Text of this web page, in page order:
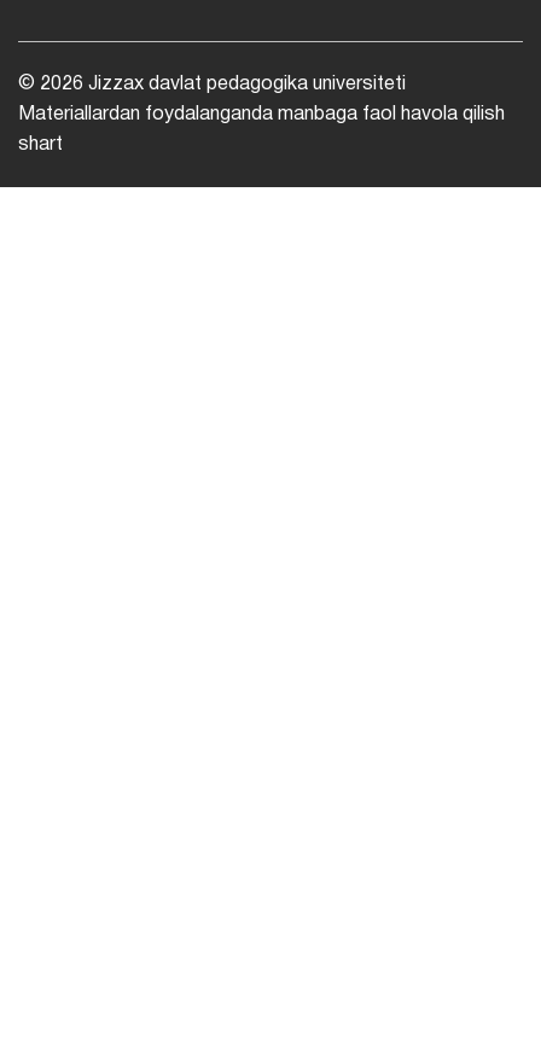
© 2026 Jizzax davlat pedagogika universiteti
Materiallardan foydalanganda manbaga faol havola qilish
shart